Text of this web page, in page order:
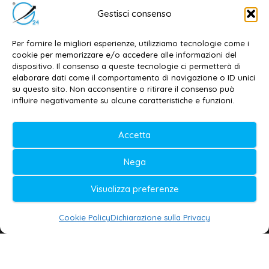
Gestisci consenso
Per fornire le migliori esperienze, utilizziamo tecnologie come i
cookie per memorizzare e/o accedere alle informazioni del
dispositivo. Il consenso a queste tecnologie ci permetterà di
elaborare dati come il comportamento di navigazione o ID unici
su questo sito. Non acconsentire o ritirare il consenso può
influire negativamente su alcune caratteristiche e funzioni.
Accetta
Nega
Visualizza preferenze
Cookie PolicyDichiarazione sulla Privacy
Editore e direttore responsabile:
Dott. Daniele G. Masciullo
Email: redazione@galatina24.it
Contatti –Disclaimer
Privacy policy –Cookie policy
© 2020-2026 | Galatina24 ®
Testata iscritta al n. 11/2020 Registro della
Stampa Tribunale di Lecce
Editore e direttore responsabile:
Daniele G. Masciullo